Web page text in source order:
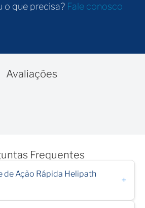
o que precisa? Fale conosco
Avaliações
Frequentes
de Ação Rápida Helipath
+